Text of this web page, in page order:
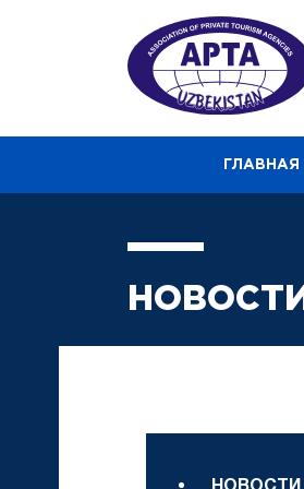
ГЛАВНАЯ
НОВОСТИ